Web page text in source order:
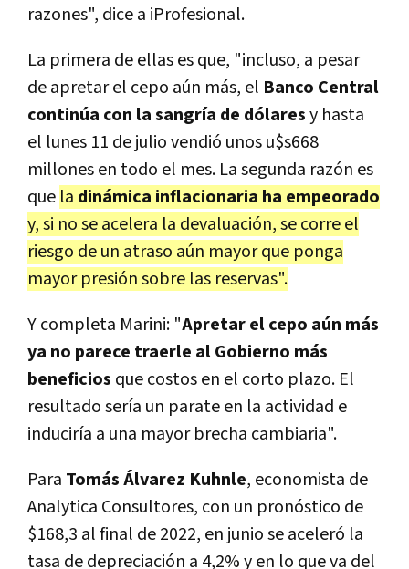
razones", dice a iProfesional.
La primera de ellas es que, "incluso, a pesar
de apretar el cepo aún más, el Banco Central
continúa con la sangría de dólaresy hasta
el lunes 11 de julio vendió unos u$s668
millones en todo el mes. La segunda razón es
que la dinámica inflacionaria ha empeorado
y, si no se acelera la devaluación, se corre el
riesgo de un atraso aún mayor que ponga
mayor presión sobre las reservas".
Y completa Marini: "Apretar el cepo aún más
ya no parece traerle al Gobierno más
beneficios que costos en el corto plazo. El
resultado sería un parate en la actividad e
induciría a una mayor brecha cambiaria".
Para Tomás Álvarez Kuhnle, economista de
Analytica Consultores, con un pronóstico de
$168,3 al final de 2022, en junio se aceleró la
tasa de depreciación a 4,2% y en lo que va del